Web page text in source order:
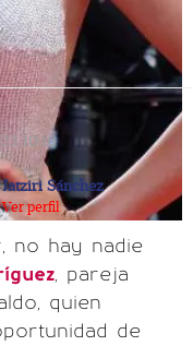
10:16
Jatziri Sánchez
Ver perfil
no hay nadie
, pareja
quien
de